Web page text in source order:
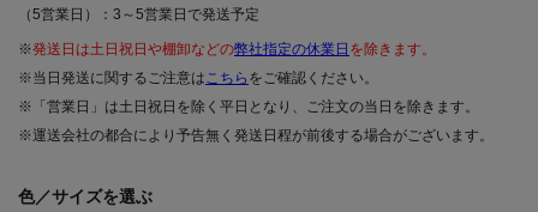
（5営業日）：3～5営業日で発送予定
※発送日は土日祝日や棚卸などの弊社指定の休業日 を除きます。
※当日発送に関するご注意はこちら をご確認ください。
※「営業日」は土日祝日を除く平日となり、ご注文の当日を除きます。
※運送会社の都合により予告無く発送日程が前後する場合がございます。
色／サイズを選ぶ